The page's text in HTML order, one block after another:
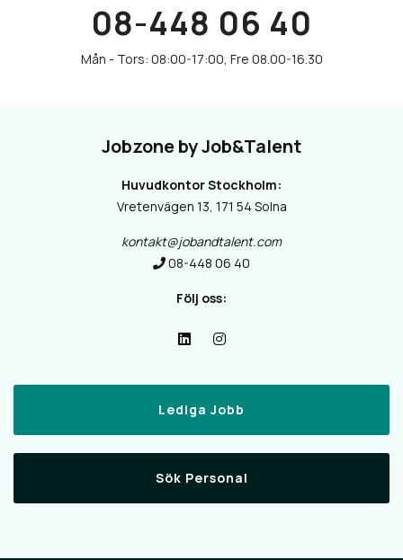
08-448 06 40
Jobzone by Job&Talent
Huvudkontor Stockholm:
Vretenvägen 13, 171 54 Solna
kontakt@jobandtalent.com
08-448 06 40
Följ oss:
Lediga Jobb
Sök Personal